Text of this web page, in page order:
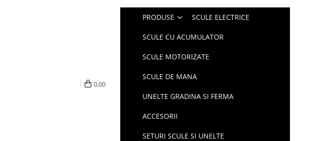
0,00
PRODUSE SCULE ELECTRICE
SCULE CU ACUMULATOR
SCULE MOTORIZATE
SCULE DE MANA
UNELTE GRADINA SI FERMA
ACCESORII
SETURI SCULE SI UNELTE